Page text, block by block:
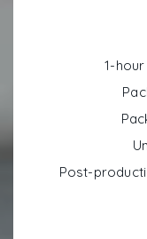
1-
Post-